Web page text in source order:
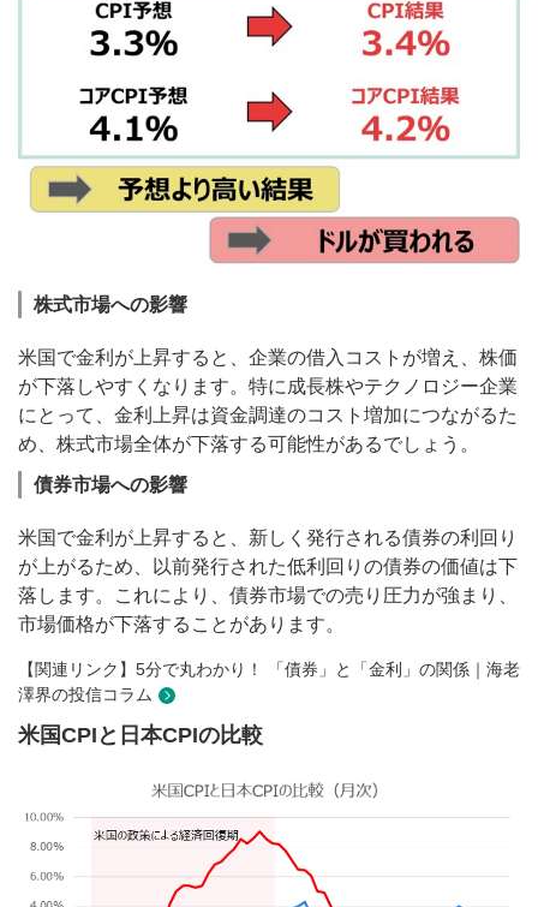
株式市場への影響
米国で金利が上昇すると、企業の借入コストが増え、株価
が下落しやすくなります。特に成長株やテクノロジー企業
にとって、金利上昇は資金調達のコスト増加につながるた
め、株式市場全体が下落する可能性があるでしょう。
債券市場への影響
米国で金利が上昇すると、新しく発行される債券の利回り
が上がるため、以前発行された低利回りの債券の価値は下
落します。これにより、債券市場での売り圧力が強まり、
市場価格が下落することがあります。
【関連リンク】5分で丸わかり！ 「債券」と「金利」の関係｜海老
澤界の投信コラム
米国CPIと日本CPIの比較